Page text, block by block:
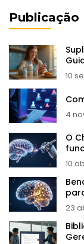
Publicação
10
4
O
10
23